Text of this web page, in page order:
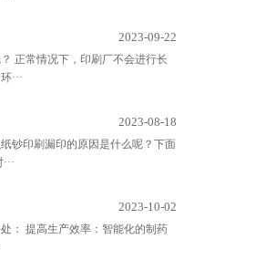
2023-09-22
正常情况下，印刷厂不会进行长
···
2023-08-18
钞印刷漏印的原因是什么呢？下面
2023-10-02
： 提高生产效率：智能化的制药